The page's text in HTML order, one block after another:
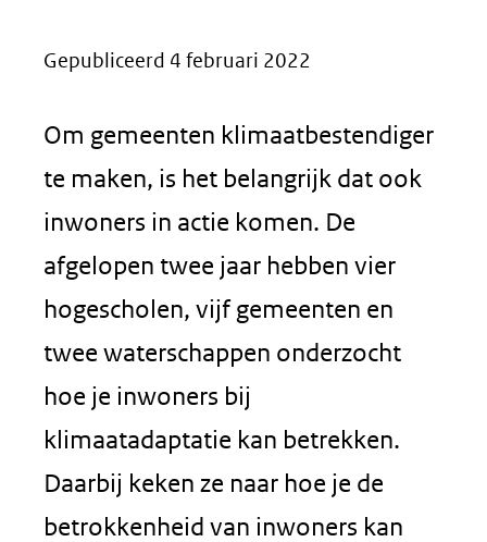
Gepubliceerd 4 februari 2022
Om gemeenten klimaatbestendiger
te maken, is het belangrijk dat ook
inwoners in actie komen. De
afgelopen twee jaar hebben vier
hogescholen, vijf gemeenten en
twee waterschappen onderzocht
hoe je inwoners bij
klimaatadaptatie kan betrekken.
Daarbij keken ze naar hoe je de
betrokkenheid van inwoners kan